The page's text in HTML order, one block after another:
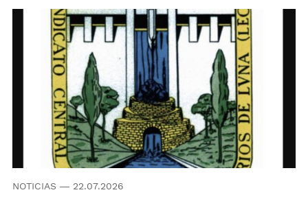
NOTICIAS — 22.07.2026